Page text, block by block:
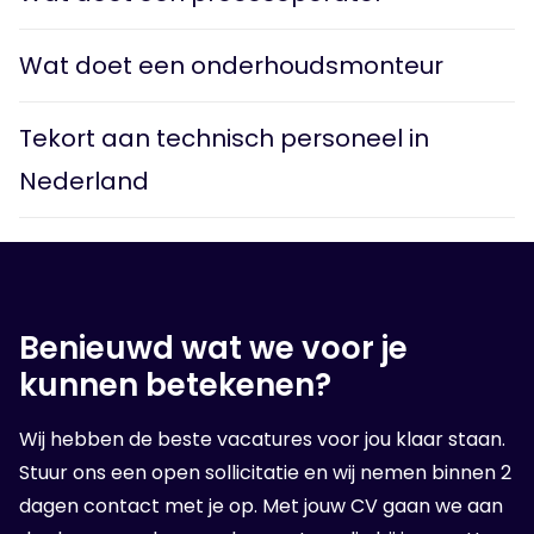
Wat doet een onderhoudsmonteur
Tekort aan technisch personeel in
Nederland
Benieuwd wat we voor je
kunnen betekenen?
Wij hebben de beste vacatures voor jou klaar staan.
Stuur ons een open sollicitatie en wij nemen binnen 2
dagen contact met je op. Met jouw CV gaan we aan